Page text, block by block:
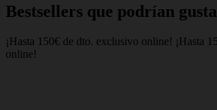
Bestsellers que podrían
¡Hasta 150€ de dto. exclusivo online! ¡Hasta
online!